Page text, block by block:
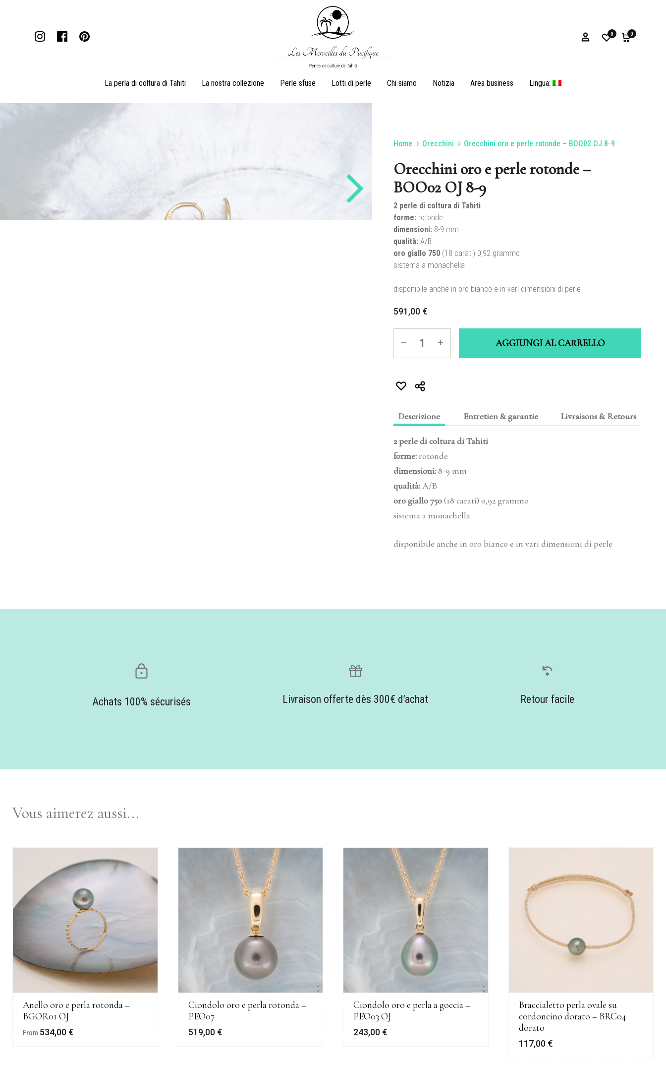
Merveilles
de
0 0
La perla di coltura di Tahiti La nostra collezione
Anelli Bracciali
Collane Juegos Collane di perle
Perle sfuse Lotti di perle Chi siamo Notizia Area business Lingua:
Home Orecchini Orecchini oro e perle rotonde – BOO02 OJ 8-9
Orecchini oro e perle rotonde –
BOO02 OJ 8-9
2 perle di coltura di Tahiti
forme: rotonde
dimensioni: 8-9 mm
qualità: A/B
oro giallo 750 (18 carati) 0,92 grammo
sistema a monachella
disponibile anche in oro bianco e in vari dimensioni di perle
591,00 €
AGGIUNGI AL CARRELLO
Descrizione Entretien & garantie Livraisons & Retours
2 perle di coltura di Tahiti
forme: rotonde
dimensioni:8-9 mm
qualità:A/B
oro giallo 750(18 carati) 0,92 grammo
sistema a monachella
disponibile anche in oro bianco e in vari dimensioni di perle
Achats 100% sécurisés Livraison offerte dès 300€ d’achat Retour facile
Vous aimerez aussi...
Anello oro e perla rotonda –
BGOR01 OJ
From 534,00 €
Ciondolo oro e perla rotonda –
PEO07
519,00 €
Ciondolo oro e perla a goccia –
PEO03 OJ
243,00 €
Braccialetto perla ovale su
cordoncino dorato – BRC04
dorato
117,00 €